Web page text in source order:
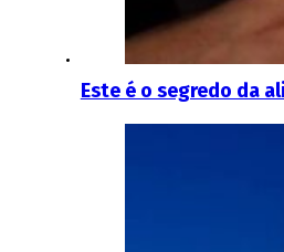
Este é o segredo da